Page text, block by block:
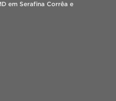
em Serafina Corrêa e